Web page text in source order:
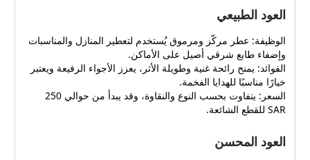
العود الطبيعي
الوظيفة: عطر مركّز ومرموق يُستخدم لتعطير المنازل والمناسبات
وإضفاء طابع شرقي أصيل على الأماكن.
الفوائد: يمنح رائحة غنية وطويلة الأثر، يعزز الأجواء الرفيعة ويعتبر
خيارًا مناسبًا للهدايا الفخمة.
السعر: يتفاوت بحسب النوع والنقاوة، وقد يبدأ من حوالي 250
SAR للقطع الشائعة.
العود المحسن